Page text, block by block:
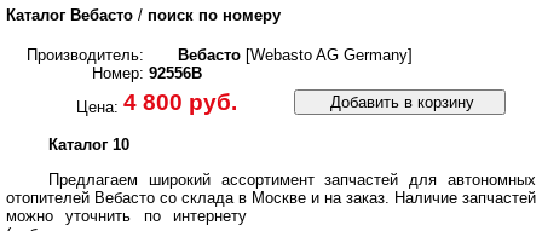
Каталог Вебасто / поиск по номеру
Производитель:
Номер:
Вебасто [Webasto AG Germany]
92556B
Цена: 4 800 руб. Добавить в корзину
Каталог 10
Предлагаем широкий ассортимент запчастей для автономных
отопителей Вебасто со склада в Москве и на заказ. Наличие запчастей
можно уточнить по интернету